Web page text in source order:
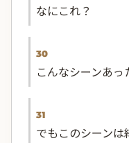
なにこれ？
30
こんなシーンあっ
31
でもこのシーン